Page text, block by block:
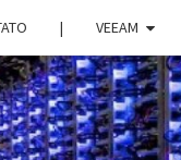
| VEEAM